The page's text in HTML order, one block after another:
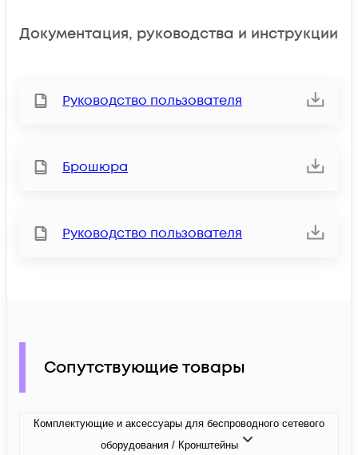
Документация, руководства и инструкции
Руководство пользователя
Брошюра
Руководство пользователя
Сопутствующие товары
Комплектующие и аксессуары для беспроводного сетевого
оборудования / Кронштейны